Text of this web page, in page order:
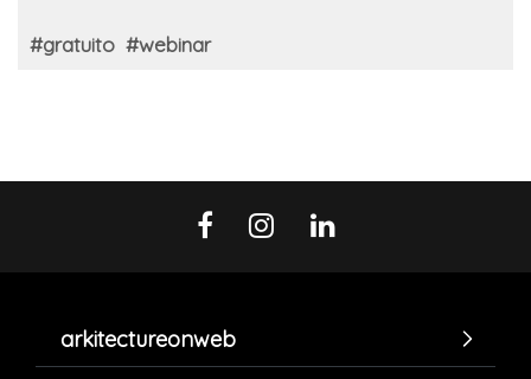
#gratuito #webinar
arkitectureonweb